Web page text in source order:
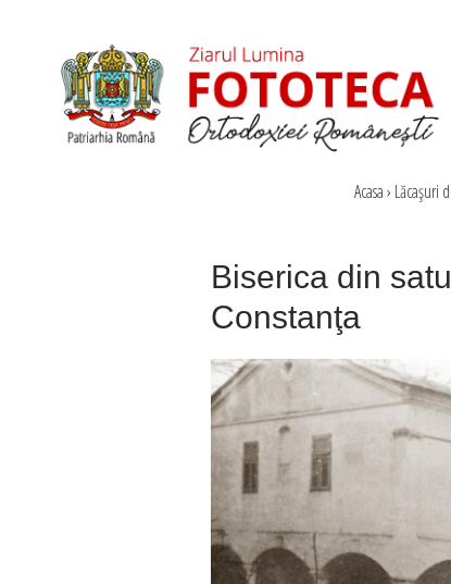
Acasa› Lăcaşuri
Biserica din
Constanţa